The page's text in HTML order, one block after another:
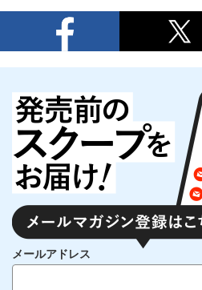
メールアドレス